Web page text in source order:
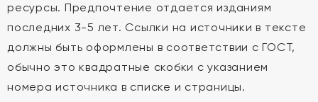
ресурсы. Предпочтение отдается изданиям
последних 3-5 лет. Ссылки на источники в тексте
должны быть оформлены в соответствии с ГОСТ,
обычно это квадратные скобки с указанием
номера источника в списке и страницы.